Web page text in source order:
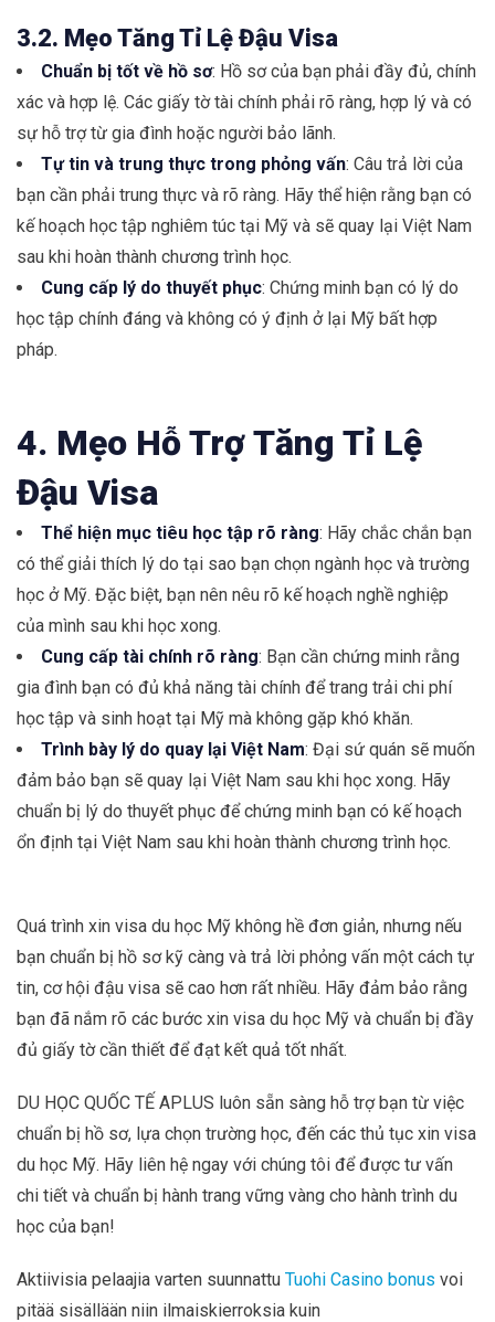
3.2. Mẹo Tăng Tỉ Lệ Đậu Visa
Chuẩn bị tốt về hồ sơ: Hồ sơ của bạn phải đầy đủ, chính
xác và hợp lệ. Các giấy tờ tài chính phải rõ ràng, hợp lý và có
sự hỗ trợ từ gia đình hoặc người bảo lãnh.
Tự tin và trung thực trong phỏng vấn: Câu trả lời của
bạn cần phải trung thực và rõ ràng. Hãy thể hiện rằng bạn có
kế hoạch học tập nghiêm túc tại Mỹ và sẽ quay lại Việt Nam
sau khi hoàn thành chương trình học.
Cung cấp lý do thuyết phục: Chứng minh bạn có lý do
học tập chính đáng và không có ý định ở lại Mỹ bất hợp
pháp.
4. Mẹo Hỗ Trợ Tăng Tỉ Lệ
Đậu Visa
Thể hiện mục tiêu học tập rõ ràng: Hãy chắc chắn bạn
có thể giải thích lý do tại sao bạn chọn ngành học và trường
học ở Mỹ. Đặc biệt, bạn nên nêu rõ kế hoạch nghề nghiệp
của mình sau khi học xong.
Cung cấp tài chính rõ ràng: Bạn cần chứng minh rằng
gia đình bạn có đủ khả năng tài chính để trang trải chi phí
học tập và sinh hoạt tại Mỹ mà không gặp khó khăn.
Trình bày lý do quay lại Việt Nam: Đại sứ quán sẽ muốn
đảm bảo bạn sẽ quay lại Việt Nam sau khi học xong. Hãy
chuẩn bị lý do thuyết phục để chứng minh bạn có kế hoạch
ổn định tại Việt Nam sau khi hoàn thành chương trình học.
Quá trình xin visa du học Mỹ không hề đơn giản, nhưng nếu
bạn chuẩn bị hồ sơ kỹ càng và trả lời phỏng vấn một cách tự
tin, cơ hội đậu visa sẽ cao hơn rất nhiều. Hãy đảm bảo rằng
bạn đã nắm rõ các bước xin visa du học Mỹ và chuẩn bị đầy
đủ giấy tờ cần thiết để đạt kết quả tốt nhất.
DU HỌC QUỐC TẾ APLUS luôn sẵn sàng hỗ trợ bạn từ việc
chuẩn bị hồ sơ, lựa chọn trường học, đến các thủ tục xin visa
du học Mỹ. Hãy liên hệ ngay với chúng tôi để được tư vấn
chi tiết và chuẩn bị hành trang vững vàng cho hành trình du
học của bạn!
Aktiivisia pelaajia varten suunnattu Tuohi Casino bonus voi
pitää sisällään niin ilmaiskierroksia kuin